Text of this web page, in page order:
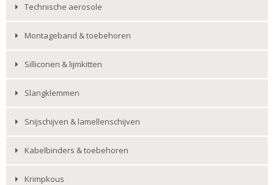
Technische aerosole
Montageband & toebehoren
Silliconen & lijmkitten
Slangklemmen
Snijschijven & lamellenschijven
Kabelbinders & toebehoren
Krimpkous